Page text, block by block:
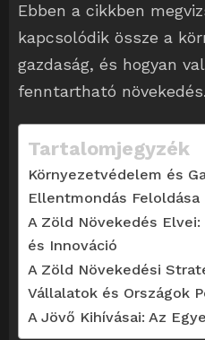
Ebben a cikkben
kapcsolódik össze a
gazdaság, és hogyan
fenntartható növekedés.
Tartalomjegyzék
Környezetvédelem és
Ellentmondás Feloldása
A Zöld Növekedés
és Innováció
A Zöld Növekedési
Vállalatok és Országok
A Jövő Kihívásai: Az